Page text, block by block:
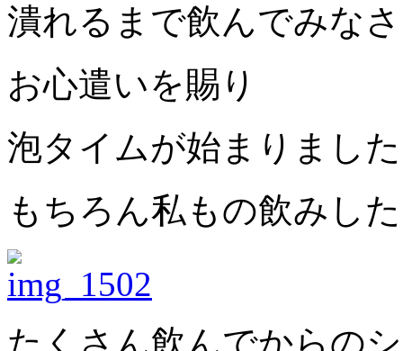
潰れるまで飲んでみな
お心遣いを賜り
泡タイムが始まりました
もちろん私もの飲みし
たくさん飲んでからの